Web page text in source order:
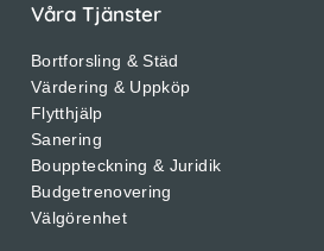
Våra Tjänster
Bortforsling & Städ
Värdering & Uppköp
Flytthjälp
Sanering
Bouppteckning & Juridik
Budgetrenovering
Välgörenhet